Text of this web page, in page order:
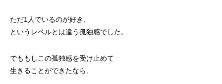
ただ1人でいるのが好き、
というレベルとは違う孤独感でした。
でももしこの孤独感を受け止めて
生きることができたなら、